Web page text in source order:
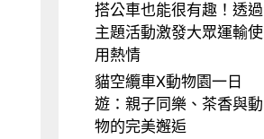
搭公車也能很有趣！透過
主題活動激發大眾運輸使
用熱情
貓空纜車X動物園一日
遊：親子同樂、茶香與動
物的完美邂逅